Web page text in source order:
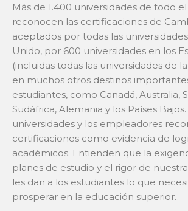
Más de 1.400 universidades de todo
reconocen las certificaciones de
aceptados por todas las
Unido, por 600 universidades en los
(incluidas todas las universidades de
en muchos otros destinos
estudiantes, como Canadá, Australia,
Sudáfrica, Alemania y los Países Bajos.
universidades y los empleadores
certificaciones como evidencia de
académicos. Entienden que la
planes de estudio y el rigor de
les dan a los estudiantes lo que
prosperar en la educación superior.